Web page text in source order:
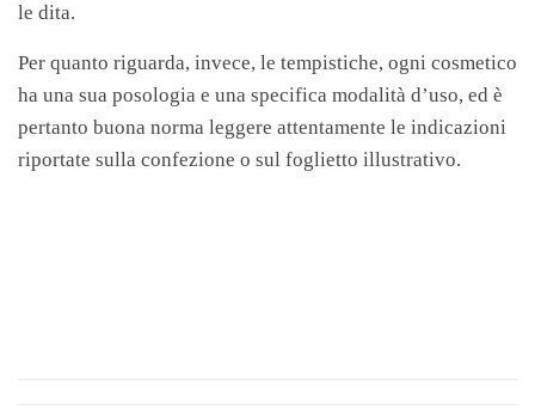
le dita.
Per quanto riguarda, invece, le tempistiche, ogni cosmetico
ha una sua posologia e una specifica modalità d’uso, ed è
pertanto buona norma leggere attentamente le indicazioni
riportate sulla confezione o sul foglietto illustrativo.